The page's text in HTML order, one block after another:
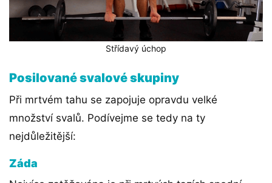
Střídavý úchop
Posilované svalové skupiny
Při mrtvém tahu se zapojuje opravdu velké
množství svalů. Podívejme se tedy na ty
nejdůležitější:
Záda